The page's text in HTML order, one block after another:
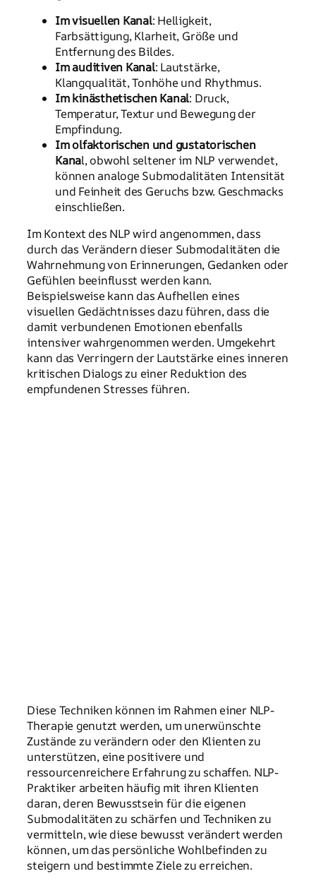
Im visuellen Kanal: Helligkeit,
Farbsättigung, Klarheit, Größe und
Entfernung des Bildes.
Im auditiven Kanal: Lautstärke,
Klangqualität, Tonhöhe und Rhythmus.
Im kinästhetischen Kanal: Druck,
Temperatur, Textur und Bewegung der
Empfindung.
Im olfaktorischen und gustatorischen
Kanal, obwohl seltener im NLP verwendet,
können analoge Submodalitäten Intensität
und Feinheit des Geruchs bzw. Geschmacks
einschließen.
Im Kontext des NLP wird angenommen, dass
durch das Verändern dieser Submodalitäten die
Wahrnehmung von Erinnerungen, Gedanken oder
Gefühlen beeinflusst werden kann.
Beispielsweise kann das Aufhellen eines
visuellen Gedächtnisses dazu führen, dass die
damit verbundenen Emotionen ebenfalls
intensiver wahrgenommen werden. Umgekehrt
kann das Verringern der Lautstärke eines inneren
kritischen Dialogs zu einer Reduktion des
empfundenen Stresses führen.
Diese Techniken können im Rahmen einer NLP-
Therapie genutzt werden, um unerwünschte
Zustände zu verändern oder den Klienten zu
unterstützen, eine positivere und
ressourcenreichere Erfahrung zu schaffen. NLP-
Praktiker arbeiten häufig mit ihren Klienten
daran, deren Bewusstsein für die eigenen
Submodalitäten zu schärfen und Techniken zu
vermitteln, wie diese bewusst verändert werden
können, um das persönliche Wohlbefinden zu
steigern und bestimmte Ziele zu erreichen.